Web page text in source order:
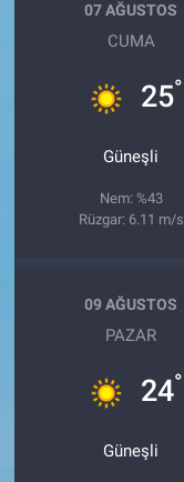
07 AĞUSTOS
CUMA
25°
Güneşli
Nem: %43
Rüzgar: 6.11 m/s
09 AĞUSTOS
PAZAR
24°
Güneşli